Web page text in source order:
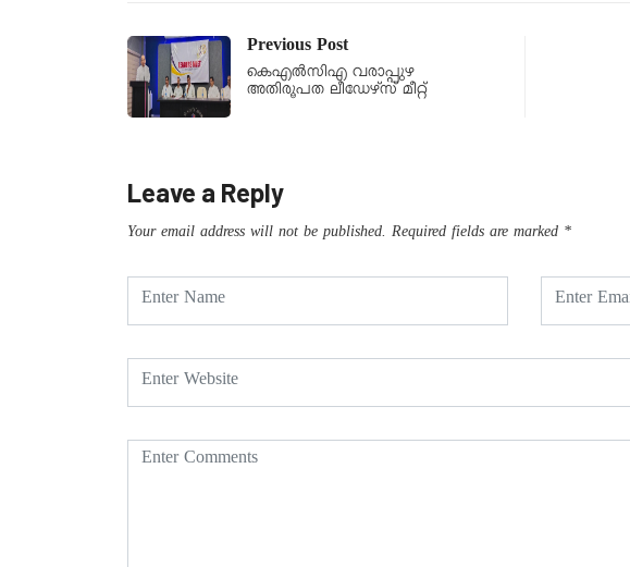
Previous Post
കെഎൽസിഎ വരാപ്പുഴ
അതിരൂപത ലീഡേഴ്സ് മീറ്റ്
Leave a Reply
Your email address will not be published. Required fields are marked *